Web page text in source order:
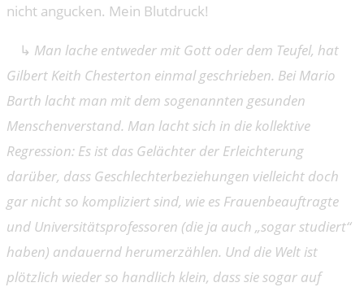
nicht angucken. Mein Blutdruck!
↳ Man lache entweder mit Gott oder dem Teufel, hat
Gilbert Keith Chesterton einmal geschrieben. Bei Mario
Barth lacht man mit dem sogenannten gesunden
Menschenverstand. Man lacht sich in die kollektive
Regression: Es ist das Gelächter der Erleichterung
darüber, dass Geschlechterbeziehungen vielleicht doch
gar nicht so kompliziert sind, wie es Frauenbeauftragte
und Universitätsprofessoren (die ja auch „sogar studiert“
haben) andauernd herumerzählen. Und die Welt ist
plötzlich wieder so handlich klein, dass sie sogar auf